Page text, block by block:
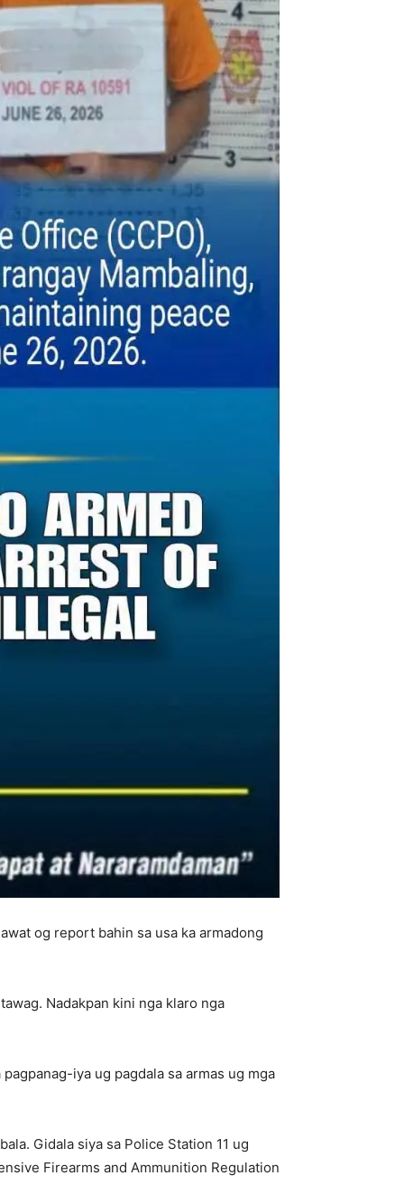
og report bahin sa usa ka armadong
Nadakpan kini nga klaro nga
iya ug pagdala sa armas ug mga
Gidala siya sa Police Station 11 ug
Firearms and Ammunition Regulation